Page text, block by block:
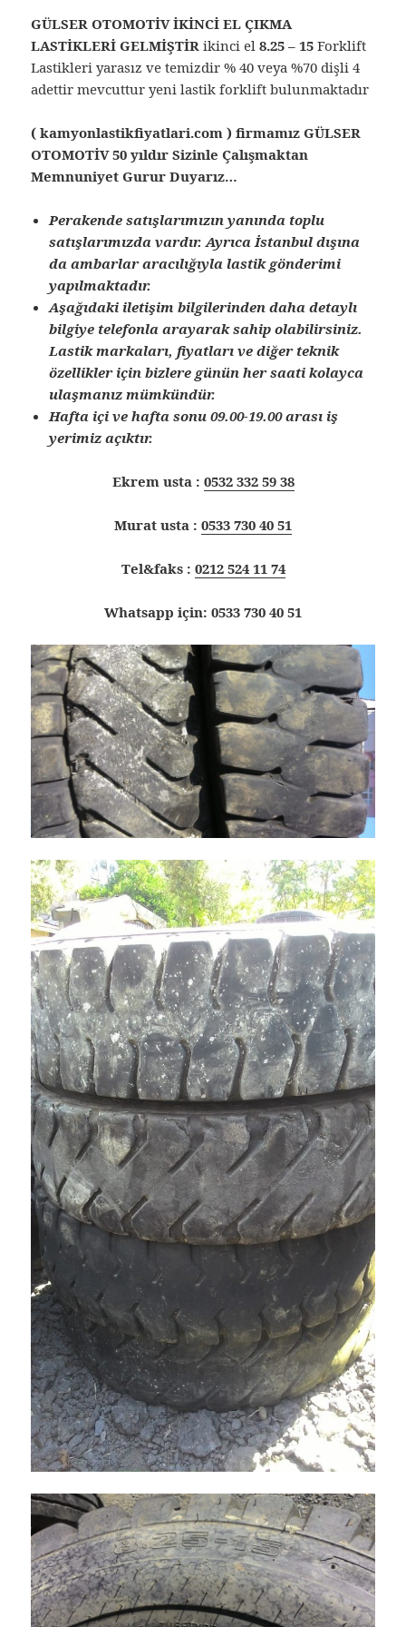
GÜLSER OTOMOTİV İKİNCİ EL ÇIKMA
LASTİKLERİ GELMİŞTİRikinci el8.25 – 15Forklift
Lastikleri yarasız ve temizdir % 40 veya %70 dişli 4
adettir mevcuttur yeni lastik forklift bulunmaktadır
( kamyonlastikfiyatlari.com ) firmamız GÜLSER
OTOMOTİV 50 yıldır Sizinle Çalışmaktan
Memnuniyet Gurur Duyarız…
Perakende satışlarımızın yanında toplu
satışlarımızda vardır. Ayrıca İstanbul dışına
da ambarlar aracılığıyla lastik gönderimi
yapılmaktadır.
Aşağıdaki iletişim bilgilerinden daha detaylı
bilgiye telefonla arayarak sahip olabilirsiniz.
Lastik markaları, fiyatları ve diğer teknik
özellikler için bizlere günün her saati kolayca
ulaşmanız mümkündür.
Hafta içi ve hafta sonu 09.00-19.00 arası iş
yerimiz açıktır.
Ekrem usta : 0532 332 59 38
Murat usta : 0533 730 40 51
Tel&faks : 0212 524 11 74
Whatsapp için: 0533 730 40 51